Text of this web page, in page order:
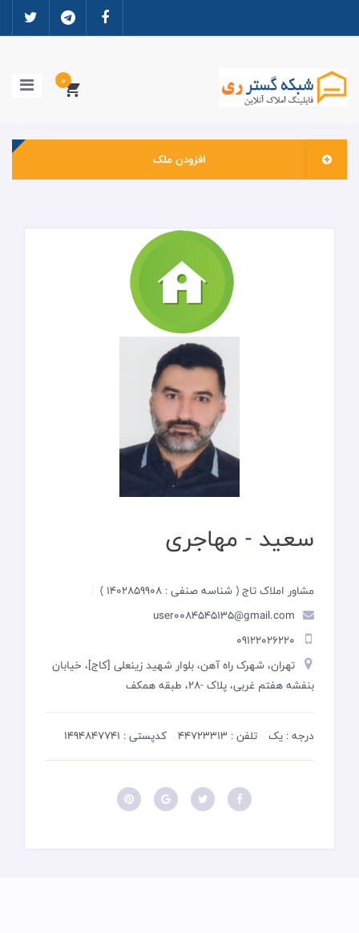
0
افزودن ملک
سعید - مهاجری
مشاور املاک تاج ( شناسه صنفی : 1402859908 )
user0084545135@gmail.com
09122026220
تهران، شهرک راه آهن، بلوار شهید زینعلی [کاج]، خیابان
بنفشه هفتم غربی، پلاک -28، طبقه همکف
درجه : یک تلفن : 44723313 کدپستی : 1494847741